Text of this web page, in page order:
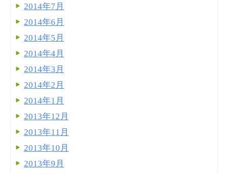
2014年7月
2014年6月
2014年5月
2014年4月
2014年3月
2014年2月
2014年1月
2013年12月
2013年11月
2013年10月
2013年9月